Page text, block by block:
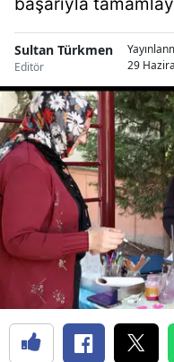
Sultan Türkmen
Editör
29